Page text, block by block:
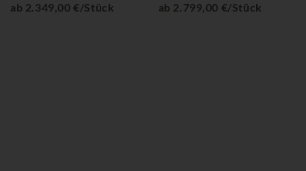
ab 2.349,00 €/Stück ab 2.799,00 €/Stück